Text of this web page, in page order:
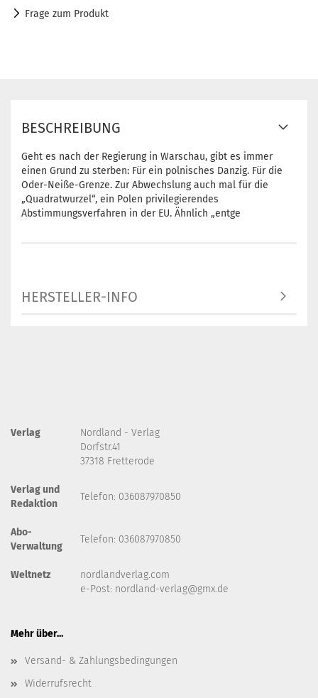
Frage zum Produkt
BESCHREIBUNG
Geht es nach der Regierung in Warschau, gibt es immer
einen Grund zu sterben: Für ein polnisches Danzig. Für die
Oder-Neiße-Grenze. Zur Abwechslung auch mal für die
„Quadratwurzel“, ein Polen privilegierendes
Abstimmungsverfahren in der EU. Ähnlich „entge
HERSTELLER-INFO
Verlag
Nordland - Verlag
Dorfstr.41
37318 Fretterode
Verlag und
Redaktion
Telefon: 036087970850
Abo-
Verwaltung
Telefon: 036087970850
Weltnetz
nordlandverlag.com
e-Post: nordland-verlag@gmx.de
Mehr über...
Versand- & Zahlungsbedingungen
Widerrufsrecht